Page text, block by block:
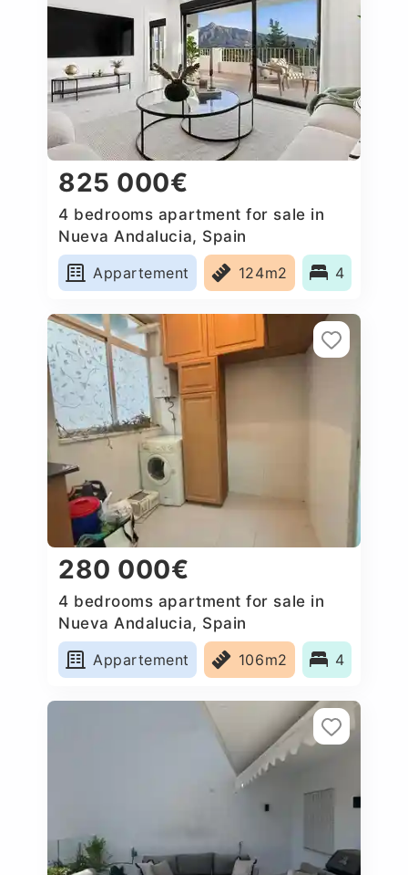
825 000€
4 bedrooms apartment for sale in
Nueva Andalucia, Spain
Appartement
124m2 4
280 000€
4 bedrooms apartment for sale in
Nueva Andalucia, Spain
Appartement
106m2 4